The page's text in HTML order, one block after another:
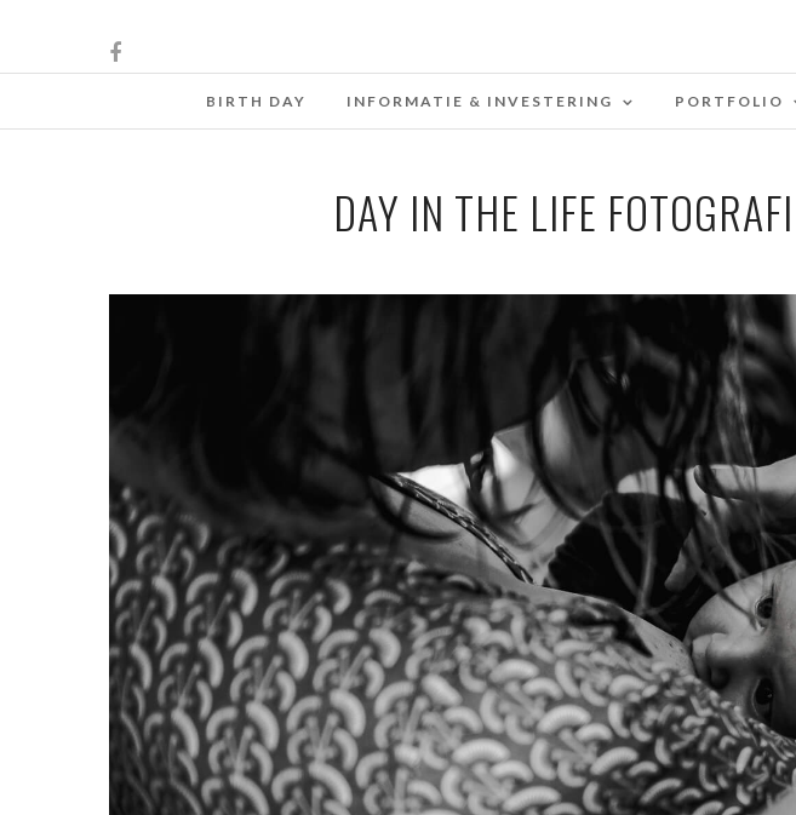
BIRTH DAY INFORMATIE & INVESTERING PORTFOLIO
DAY IN THE LIFE